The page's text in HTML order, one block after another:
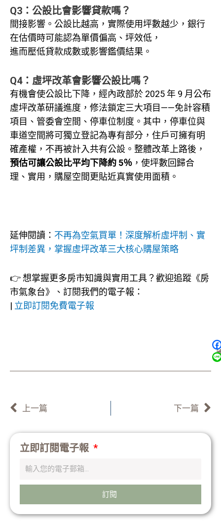
Q3：公設比會影響貸款嗎？
間接影響。公設比越高，實際使用坪數越少，銀行
在估價時可能認為單價偏高、坪效低，
進而壓低貸款成數或影響鑑價結果。
Q4：虛坪改革會影響公設比嗎？
有機會使公設比下降，經內政部於 2025 年 9 月公布
虛坪改革研議進度，修法鎖定三大項目——免計容積
項目、管委會空間、停車位制度。其中，停車位與
車道空間將可獨立登記為專有部分，住戶可擁有明
確產權，不再被計入共有公設。整體改革上路後，
預估可讓公設比平均下降約 5％ ，使坪數回歸合
理、實用，購屋空間更貼近真實使用面積。
延伸閱讀： 不再為空氣買單！深度解析虛坪制、實
坪制差異，掌握虛坪改革三大核心購屋策略
👉 想掌握更多房市知識與實用工具？歡迎追蹤《房
市氣象台》、訂閱我們的電子報：
| 立即訂閱免費電子報
上一篇 下一篇
立即訂閱電子報
訂閱